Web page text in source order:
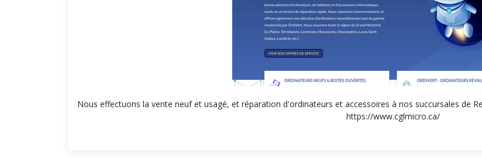
Nous effectuons la vente neuf et usagé, et réparation d'ordinateurs et accessoires à nos succursales de
https://www.cglmicro.ca/